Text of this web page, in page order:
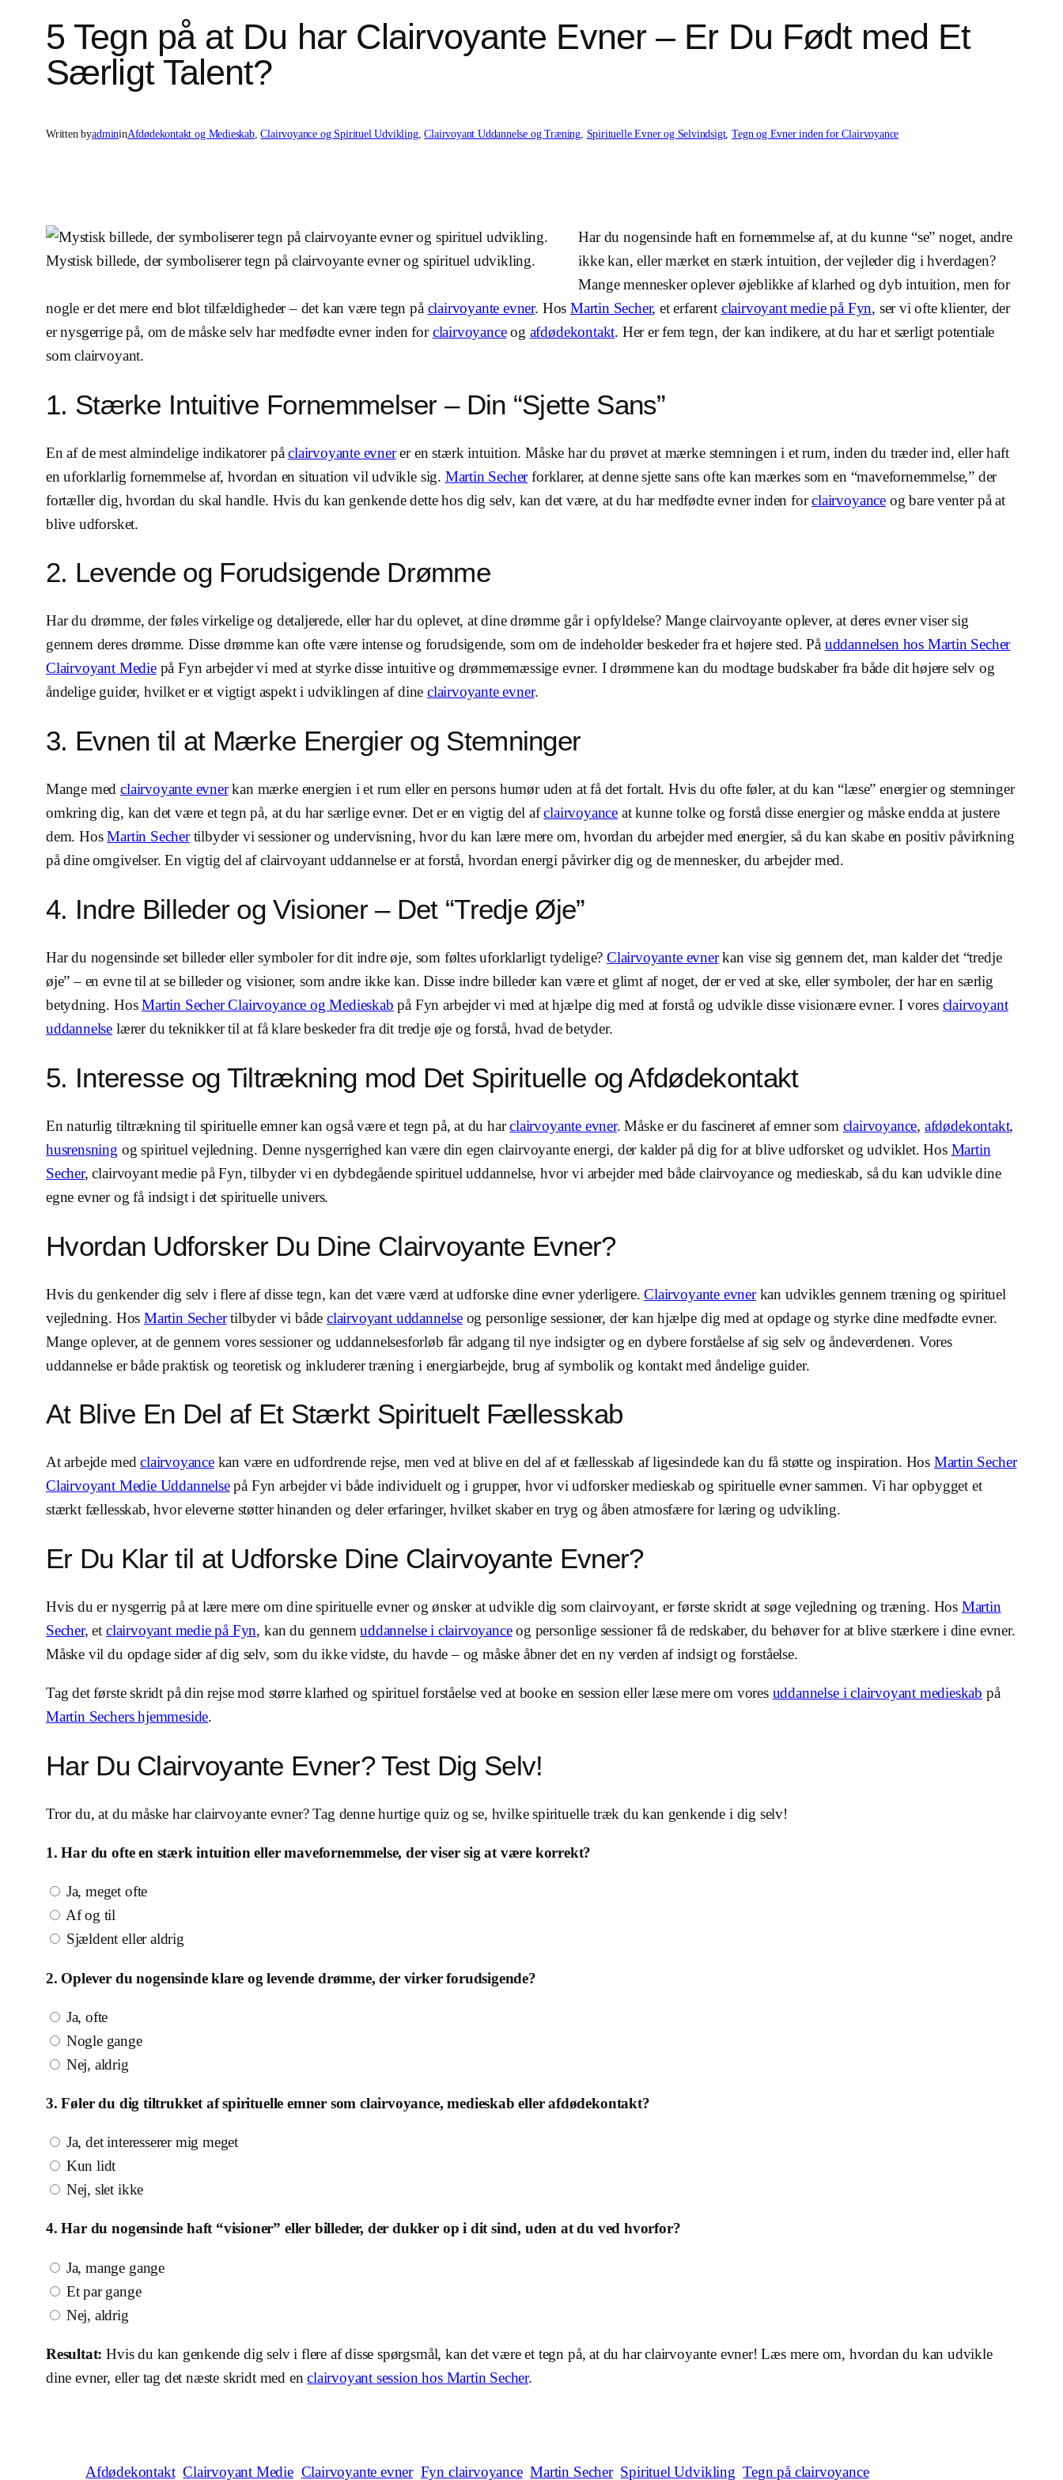
5 Tegn på at Du har Clairvoyante Evner – Er Du Født med Et
Særligt Talent?
Written byadmininAfdødekontakt og Medieskab, Clairvoyance og Spirituel Udvikling, Clairvoyant Uddannelse og Træning, Spirituelle Evner og Selvindsigt, Tegn og Evner inden for Clairvoyance
Mystisk billede, der symboliserer tegn på clairvoyante evner og spirituel udvikling.
Har du nogensinde haft en fornemmelse af, at du kunne “se” noget, andre
ikke kan, eller mærket en stærk intuition, der vejleder dig i hverdagen?
Mange mennesker oplever øjeblikke af klarhed og dyb intuition, men for
nogle er det mere end blot tilfældigheder – det kan være tegn på clairvoyante evner. Hos Martin Secher, et erfarent clairvoyant medie på Fyn, ser vi ofte klienter, der
er nysgerrige på, om de måske selv har medfødte evner inden forclairvoyanceog afdødekontakt. Her er fem tegn, der kan indikere, at du har et særligt potentiale
som clairvoyant.
1. Stærke Intuitive Fornemmelser – Din “Sjette Sans”
En af de mest almindelige indikatorer påclairvoyante evnerer en stærk intuition. Måske har du prøvet at mærke stemningen i et rum, inden du træder ind, eller haft
en uforklarlig fornemmelse af, hvordan en situation vil udvikle sig. Martin Secherforklarer, at denne sjette sans ofte kan mærkes som en “mavefornemmelse,” der
fortæller dig, hvordan du skal handle. Hvis du kan genkende dette hos dig selv, kan det være, at du har medfødte evner inden forclairvoyanceog bare venter på at
blive udforsket.
2. Levende og Forudsigende Drømme
Har du drømme, der føles virkelige og detaljerede, eller har du oplevet, at dine drømme går i opfyldelse? Mange clairvoyante oplever, at deres evner viser sig
gennem deres drømme. Disse drømme kan ofte være intense og forudsigende, som om de indeholder beskeder fra et højere sted. På uddannelsen hos Martin Secher
Clairvoyant Mediepå Fyn arbejder vi med at styrke disse intuitive og drømmemæssige evner. I drømmene kan du modtage budskaber fra både dit højere selv og
åndelige guider, hvilket er et vigtigt aspekt i udviklingen af dine clairvoyante evner.
3. Evnen til at Mærke Energier og Stemninger
Mange medclairvoyante evnerkan mærke energien i et rum eller en persons humør uden at få det fortalt. Hvis du ofte føler, at du kan “læse” energier og stemninger
omkring dig, kan det være et tegn på, at du har særlige evner. Det er en vigtig del afclairvoyance at kunne tolke og forstå disse energier og måske endda at justere
dem. HosMartin Sechertilbyder vi sessioner og undervisning, hvor du kan lære mere om, hvordan du arbejder med energier, så du kan skabe en positiv påvirkning
på dine omgivelser. En vigtig del af clairvoyant uddannelse er at forstå, hvordan energi påvirker dig og de mennesker, du arbejder med.
4. Indre Billeder og Visioner – Det “Tredje Øje”
Har du nogensinde set billeder eller symboler for dit indre øje, som føltes uforklarligt tydelige? Clairvoyante evnerkan vise sig gennem det, man kalder det “tredje
øje” – en evne til at se billeder og visioner, som andre ikke kan. Disse indre billeder kan være et glimt af noget, der er ved at ske, eller symboler, der har en særlig
betydning. HosMartin Secher Clairvoyance og Medieskab på Fyn arbejder vi med at hjælpe dig med at forstå og udvikle disse visionære evner. I vores clairvoyant
uddannelse lærer du teknikker til at få klare beskeder fra dit tredje øje og forstå, hvad de betyder.
5. Interesse og Tiltrækning mod Det Spirituelle og Afdødekontakt
En naturlig tiltrækning til spirituelle emner kan også være et tegn på, at du harclairvoyante evner. Måske er du fascineret af emner som clairvoyance, afdødekontakt,
husrensning og spirituel vejledning. Denne nysgerrighed kan være din egen clairvoyante energi, der kalder på dig for at blive udforsket og udviklet. Hos Martin
Secher, clairvoyant medie på Fyn, tilbyder vi en dybdegående spirituel uddannelse, hvor vi arbejder med både clairvoyance og medieskab, så du kan udvikle dine
egne evner og få indsigt i det spirituelle univers.
Hvordan Udforsker Du Dine Clairvoyante Evner?
Hvis du genkender dig selv i flere af disse tegn, kan det være værd at udforske dine evner yderligere.Clairvoyante evnerkan udvikles gennem træning og spirituel
vejledning. Hos Martin Sechertilbyder vi både clairvoyant uddannelseog personlige sessioner, der kan hjælpe dig med at opdage og styrke dine medfødte evner.
Mange oplever, at de gennem vores sessioner og uddannelsesforløb får adgang til nye indsigter og en dybere forståelse af sig selv og åndeverdenen. Vores
uddannelse er både praktisk og teoretisk og inkluderer træning i energiarbejde, brug af symbolik og kontakt med åndelige guider.
At Blive En Del af Et Stærkt Spirituelt Fællesskab
At arbejde medclairvoyancekan være en udfordrende rejse, men ved at blive en del af et fællesskab af ligesindede kan du få støtte og inspiration. Hos Martin Secher
Clairvoyant Medie Uddannelsepå Fyn arbejder vi både individuelt og i grupper, hvor vi udforsker medieskab og spirituelle evner sammen. Vi har opbygget et
stærkt fællesskab, hvor eleverne støtter hinanden og deler erfaringer, hvilket skaber en tryg og åben atmosfære for læring og udvikling.
Er Du Klar til at Udforske Dine Clairvoyante Evner?
Hvis du er nysgerrig på at lære mere om dine spirituelle evner og ønsker at udvikle dig som clairvoyant, er første skridt at søge vejledning og træning. Hos Martin
Secher, et clairvoyant medie på Fyn, kan du gennemuddannelse i clairvoyanceog personlige sessioner få de redskaber, du behøver for at blive stærkere i dine evner.
Måske vil du opdage sider af dig selv, som du ikke vidste, du havde – og måske åbner det en ny verden af indsigt og forståelse.
Tag det første skridt på din rejse mod større klarhed og spirituel forståelse ved at booke en session eller læse mere om vores uddannelse i clairvoyant medieskab på
Martin Sechers hjemmeside.
Har Du Clairvoyante Evner? Test Dig Selv!
Tror du, at du måske har clairvoyante evner? Tag denne hurtige quiz og se, hvilke spirituelle træk du kan genkende i dig selv!
1. Har du ofte en stærk intuition eller mavefornemmelse, der viser sig at være korrekt?
Ja, meget ofte
Af og til
Sjældent eller aldrig
2. Oplever du nogensinde klare og levende drømme, der virker forudsigende?
Ja, ofte
Nogle gange
Nej, aldrig
3. Føler du dig tiltrukket af spirituelle emner som clairvoyance, medieskab eller afdødekontakt?
Ja, det interesserer mig meget
Kun lidt
Nej, slet ikke
4. Har du nogensinde haft “visioner” eller billeder, der dukker op i dit sind, uden at du ved hvorfor?
Ja, mange gange
Et par gange
Nej, aldrig
Resultat: Hvis du kan genkende dig selv i flere af disse spørgsmål, kan det være et tegn på, at du har clairvoyante evner! Læs mere om, hvordan du kan udvikle
dine evner, eller tag det næste skridt med enclairvoyant session hos Martin Secher.
Afdødekontakt Clairvoyant Medie Clairvoyante evner Fyn clairvoyance Martin Secher Spirituel Udvikling Tegn på clairvoyance